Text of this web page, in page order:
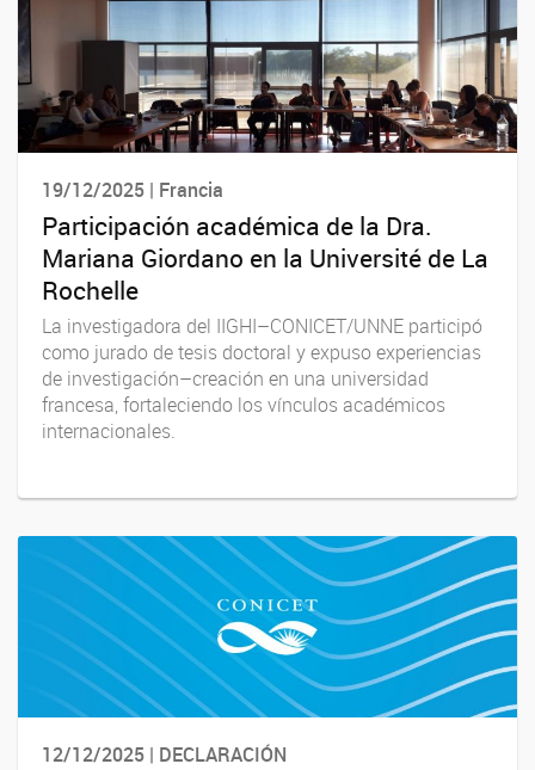
19/12/2025 | Francia
Participación académica de la Dra.
Mariana Giordano en la Université de La
Rochelle
La investigadora del IIGHI–CONICET/UNNE participó
como jurado de tesis doctoral y expuso experiencias
de investigación–creación en una universidad
francesa, fortaleciendo los vínculos académicos
internacionales.
12/12/2025 | DECLARACIÓN